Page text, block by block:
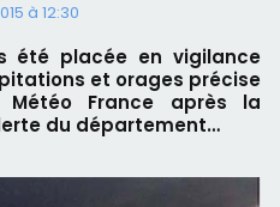
à 12:30
été placée en vigilance
et orages précise
France après la
du département…